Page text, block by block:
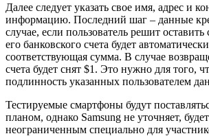
Далее следует указать свое имя, адрес и
информацию. Последний шаг – данные
случае, если пользователь решит
его банковского счета будет
соответствующая сумма. В случае
счета будет снят $1. Это нужно для того,
подлинность указанных пользователем
Тестируемые смартфоны будут
планом, однако Samsung не уточняет,
неограниченным специально для